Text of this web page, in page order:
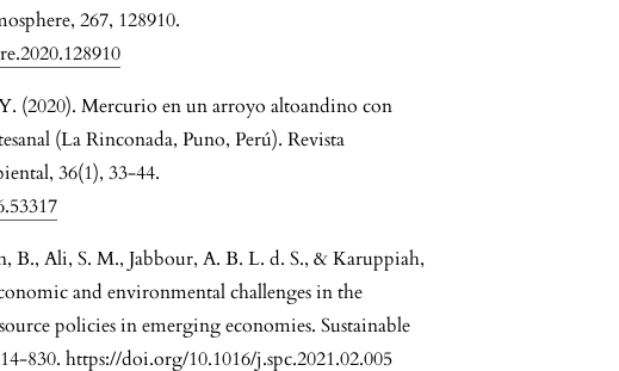
267, 128910.
(2020). Mercurio en un arroyo altoandino con
(La Rinconada, Puno, Perú). Revista
36(1), 33-44.
B., Ali, S. M., Jabbour, A. B. L. d. S., & Karuppiah,
and environmental challenges in the
policies in emerging economies. Sustainable
830.https://doi.org/10.1016/j.spc.2021.02.005